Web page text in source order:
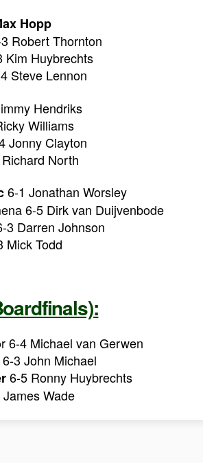
Hopp
Robert Thornton
Kim Huybrechts
Steve Lennon
Hendriks
Williams
Jonny Clayton
North
6-1 Jonathan Worsley
6-5 Dirk van Duijvenbode
3 Darren Johnson
Mick Todd
6-4 Michael van Gerwen
3 John Michael
6-5 Ronny Huybrechts
Wade